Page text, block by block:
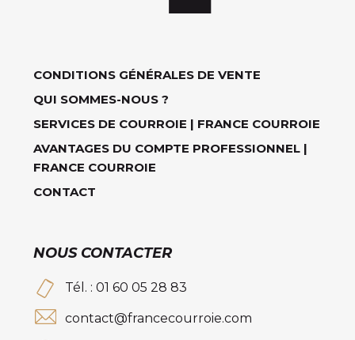
CONDITIONS GÉNÉRALES DE VENTE
QUI SOMMES-NOUS ?
SERVICES DE COURROIE | FRANCE COURROIE
AVANTAGES DU COMPTE PROFESSIONNEL |
FRANCE COURROIE
CONTACT
NOUS CONTACTER
Tél. : 01 60 05 28 83
contact@francecourroie.com